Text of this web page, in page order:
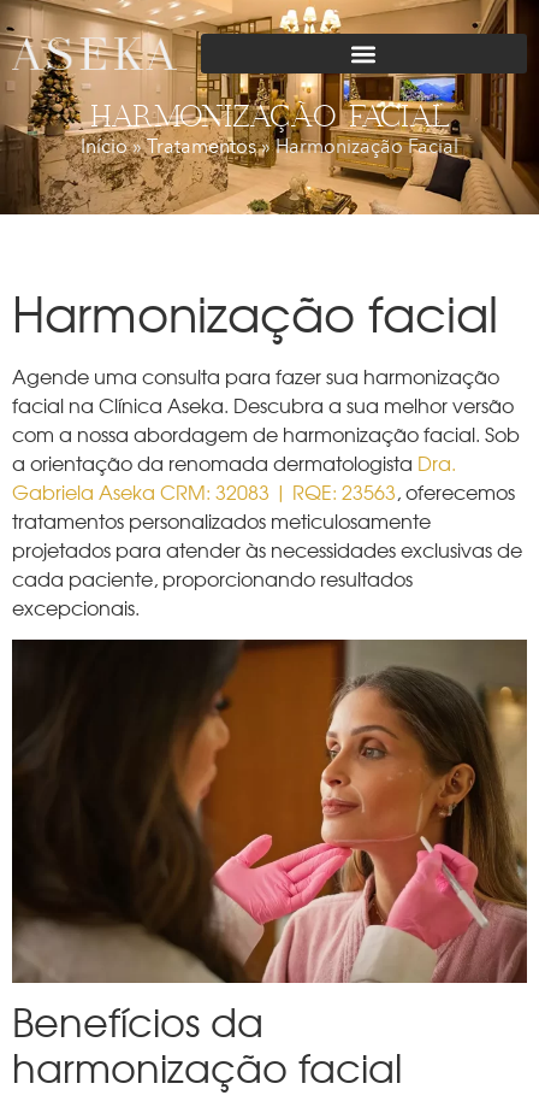
HARMONIZAÇÃO FACIAL
Início»Tratamentos»Harmonização Facial
Harmonização facial
Agende uma consulta para fazer sua harmonização
facial na Clínica Aseka. Descubra a sua melhor versão
com a nossa abordagem de harmonização facial. Sob
a orientação da renomada dermatologista Dra.
Gabriela Aseka CRM: 32083 | RQE: 23563, oferecemos
tratamentos personalizados meticulosamente
projetados para atender às necessidades exclusivas de
cada paciente, proporcionando resultados
excepcionais.
Benefícios da
harmonização facial